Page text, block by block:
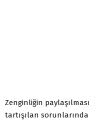
Zenginliğin
tartışılan